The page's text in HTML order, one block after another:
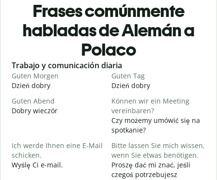
Frases comúnmente
habladas de Alemán a
Polaco
Slide 1 of 6
Trabajo y comunicación diaria
Guten Morgen
Dzień dobry
Guten Tag
Dzień dobry
Guten Abend
Dobry wieczór
Können wir ein Meeting
vereinbaren?
Czy możemy umówić się na
spotkanie?
Ich werde Ihnen eine E-Mail
schicken.
Wyślę Ci e-mail.
Bitte lassen Sie mich wissen,
wenn Sie etwas benötigen.
Proszę dać mi znać, jeśli
czegoś potrzebujesz